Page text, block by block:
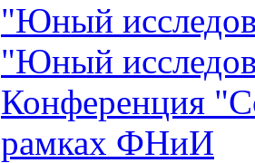
"Юный
"Юный
Конференция
рамках ФНиИ